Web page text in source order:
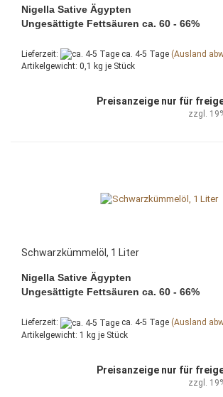
Nigella Sative Ägypten
Ungesättigte Fettsäuren ca. 60 - 66%
Lieferzeit: ca. 4-5 Tage (Ausland
Artikelgewicht: 0,1 kg je Stück
Preisanzeige nur für
zzgl.
Schwarzkümmelöl, 1 Liter
Nigella Sative Ägypten
Ungesättigte Fettsäuren ca. 60 - 66%
Lieferzeit: ca. 4-5 Tage (Ausland
Artikelgewicht: 1 kg je Stück
Preisanzeige nur für
zzgl.